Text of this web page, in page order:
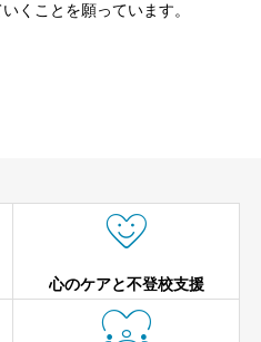
くことを願っています。

心のケアと不登校支援
